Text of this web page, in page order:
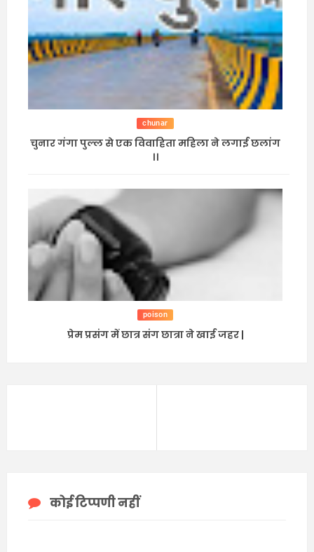
chunar
चुनार गंगा पुल्ल से एक विवाहिता महिला ने लगाई छलांग
।।
poison
प्रेम प्रसंग में छात्र संग छात्रा ने खाई जहर |
कोई टिप्पणी नहीं